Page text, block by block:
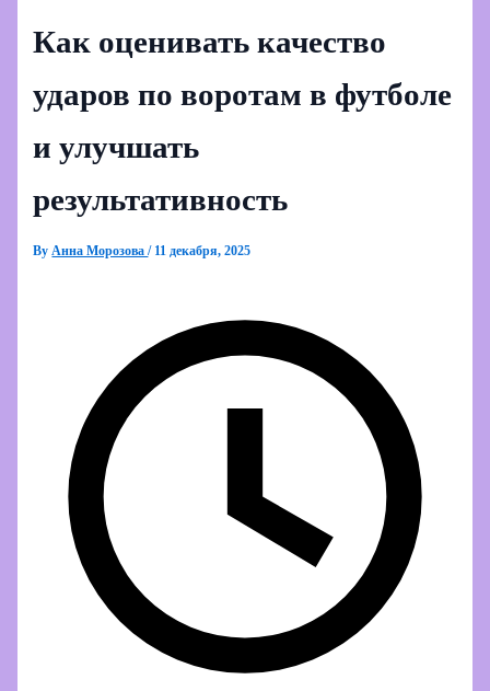
Как оценивать качество
ударов по воротам в футболе
и улучшать
результативность
ByАнна Морозова/ 11 декабря, 2025